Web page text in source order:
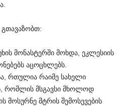
გთავაზობთ:
მონასტერში მოხდა ეკლესიის
აცოცხლებს
რთულია რაიმე სახელი
რომლის მსგავსი მხოლოდ
მოსურნე მტრის შემოსევების